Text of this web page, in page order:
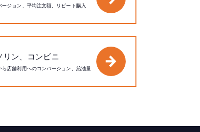
ージョン、平均注文額、リピート購入
リン、コンビニ
ら店舗利用へのコンバージョン、給油量